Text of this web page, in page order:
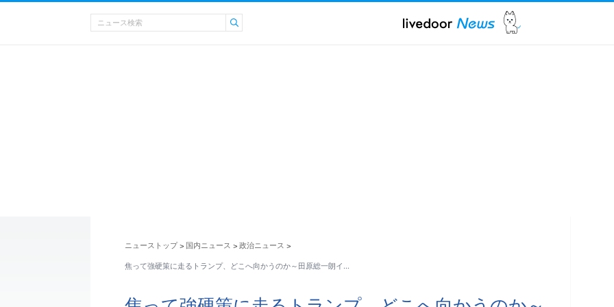
ニューストップ > 国内ニュース > 政治ニュース >
焦って強硬策に走るトランプ、どこへ向かうのか～田原総一朗イ…